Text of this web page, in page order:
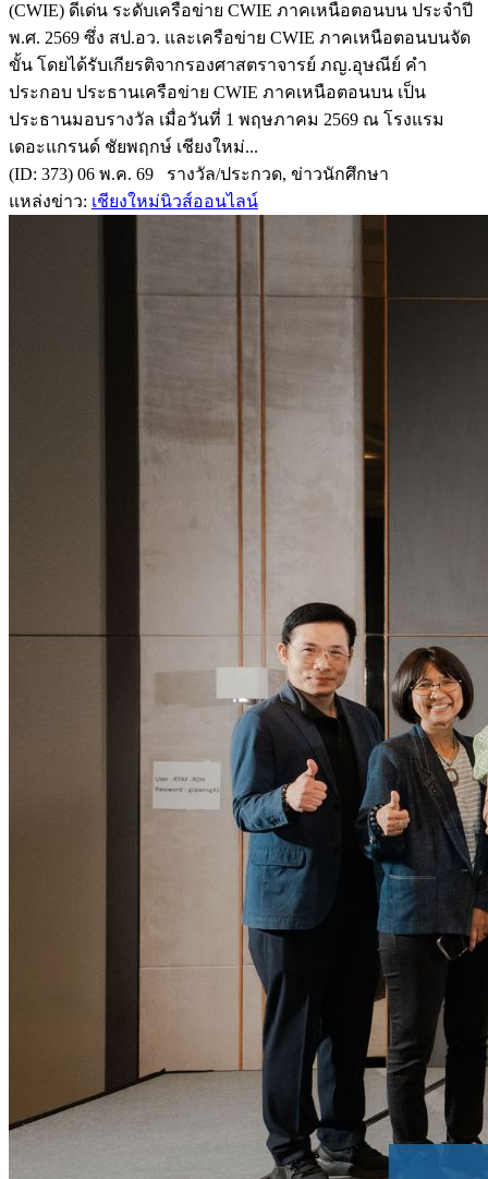
(CWIE) ดีเด่น ระดับเครือข่าย CWIE ภาคเหนือตอนบน ประจำปี
พ.ศ. 2569 ซึ่ง สป.อว. และเครือข่าย CWIE ภาคเหนือตอนบนจัด
ขั้น โดยได้รับเกียรติจากรองศาสตราจารย์ ภญ.อุษณีย์ คำ
ประกอบ ประธานเครือข่าย CWIE ภาคเหนือตอนบน เป็น
ประธานมอบรางวัล เมื่อวันที่ 1 พฤษภาคม 2569 ณ โรงแรม
เดอะแกรนด์ ชัยพฤกษ์ เชียงใหม่...
(ID: 373) 06 พ.ค. 69 รางวัล/ประกวด, ข่าวนักศึกษา
แหล่งข่าว: เชียงใหม่นิวส์ออนไลน์